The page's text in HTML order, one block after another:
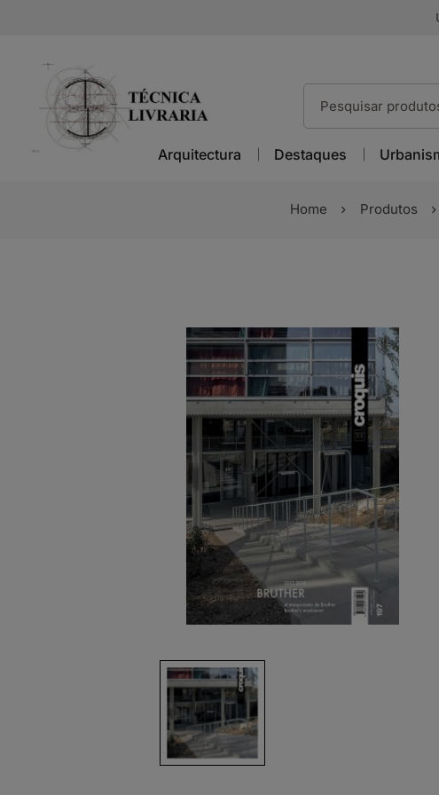
Arquitectura Destaques
Home Produtos